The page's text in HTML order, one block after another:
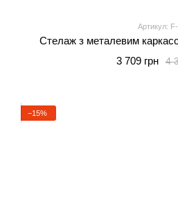
Артикул:
Стелаж з металевим
4
3 709 грн
−15%